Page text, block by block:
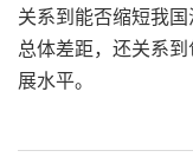
关系到能否缩短我
总体差距，还关系
展水平。